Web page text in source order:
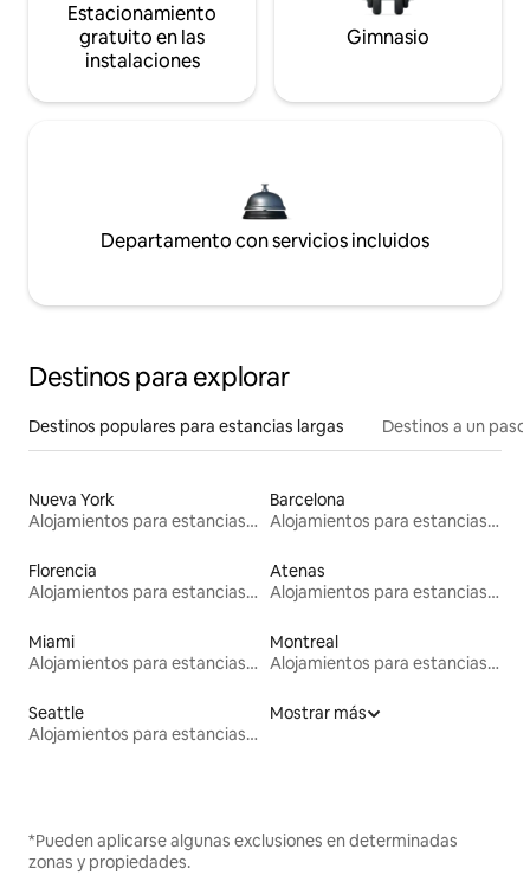
Estacionamiento
gratuito en las
instalaciones
Gimnasio
Departamento con servicios incluidos
Destinos para explorar
Destinos populares para estancias largas Destinos a un
Nueva York
Alojamientos para estancias largas
Barcelona
Alojamientos para estancias largas
Florencia
Alojamientos para estancias largas
Atenas
Alojamientos para estancias largas
Miami
Alojamientos para estancias largas
Montreal
Alojamientos para estancias largas
Seattle
Alojamientos para estancias largas
Mostrar más
*Pueden aplicarse algunas exclusiones en determinadas
zonas y propiedades.